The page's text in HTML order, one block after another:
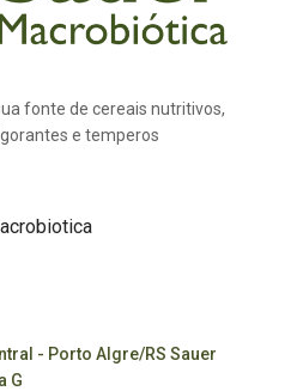
fonte de cereais nutritivos,
e temperos
- Porto Algre/RS Sauer
G